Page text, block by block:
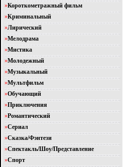
»Короткометражный фильм
»Криминальный
»Лирический
»Мелодрама
»Мистика
»Молодежный
»Музыкальный
»Мультфильм
»Обучающий
»Приключения
»Романтический
»Сериал
»Сказка/Фэнтези
»Спектакль/Шоу/Представление
»Спорт